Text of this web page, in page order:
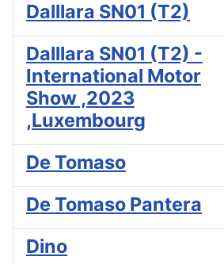
Dalllara SN01 (T2)
Dalllara SN01 (T2) -
International Motor
Show ,2023
,Luxembourg
De Tomaso
De Tomaso Pantera
Dino